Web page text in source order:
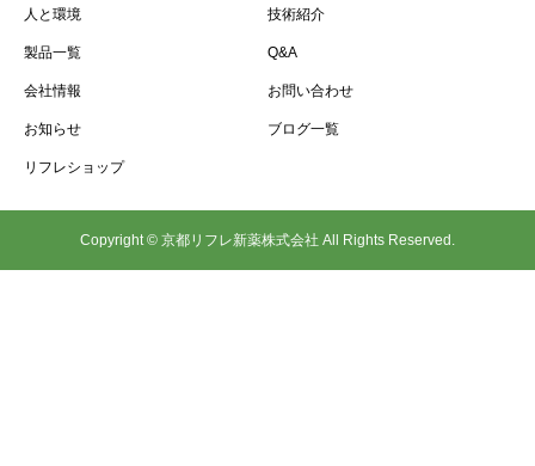
人と環境 技術紹介
製品一覧 Q&A
会社情報 お問い合わせ
お知らせ ブログ一覧
リフレショップ
Copyright © 京都リフレ新薬株式会社 All Rights Reserved.